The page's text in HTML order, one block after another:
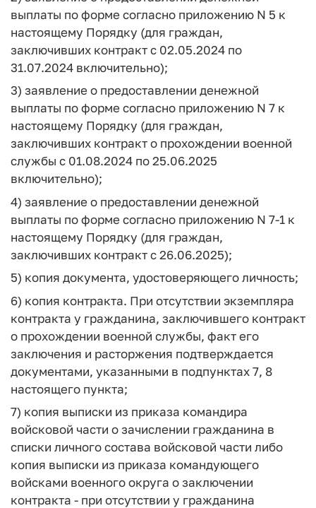
выплаты по форме согласно приложению N 5 к
настоящему Порядку (для граждан,
заключивших контракт с 02.05.2024 по
31.07.2024 включительно);
3) заявление о предоставлении денежной
выплаты по форме согласно приложению N 7 к
настоящему Порядку (для граждан,
заключивших контракт о прохождении военной
службы с 01.08.2024 по 25.06.2025
включительно);
4) заявление о предоставлении денежной
выплаты по форме согласно приложению N 7-1 к
настоящему Порядку (для граждан,
заключивших контракт с 26.06.2025);
5) копия документа, удостоверяющего личность;
6) копия контракта. При отсутствии экземпляра
контракта у гражданина, заключившего контракт
о прохождении военной службы, факт его
заключения и расторжения подтверждается
документами, указанными в подпунктах 7, 8
настоящего пункта;
7) копия выписки из приказа командира
войсковой части о зачислении гражданина в
списки личного состава войсковой части либо
копия выписки из приказа командующего
войсками военного округа о заключении
контракта - при отсутствии у гражданина